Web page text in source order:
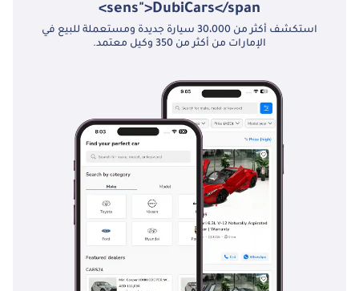
sens">DubiCars</span>
استكشف أكثر من 30،000 سيارة جديدة ومستعملة للبيع في
الإمارات من أكثر من 350 وكيل معتمد.